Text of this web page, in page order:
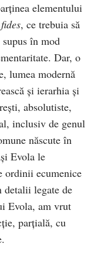
elementului
fides, ce trebuia să
în mod
Dar, o
lumea modernă
şi ierarhia şi
absolutiste,
inclusiv de genul
născute în
Evola le
ordinii ecumenice
legate de
Evola, am vrut
parţială, cu